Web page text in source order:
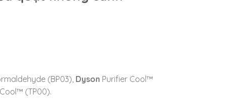
(BP03), Dyson Purifier Cool™
(TP00).